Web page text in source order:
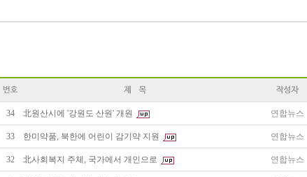
34 北원산시에 '강원도 산원' 개원 연합뉴스
33 한미약품, 북한에 어린이 감기약 지원 연합뉴스
32 北사회복지 주체, 국가에서 개인으로 연합뉴스